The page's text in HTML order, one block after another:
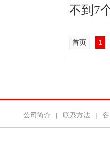
不到7
首页 1
公司简介 | 联系方法 |